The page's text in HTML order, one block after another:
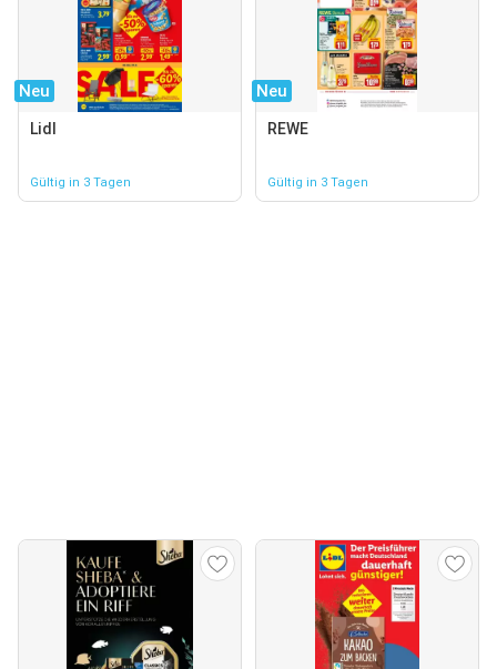
Neu
Lidl
Gültig in 3 Tagen
Neu
REWE
Gültig in 3 Tagen